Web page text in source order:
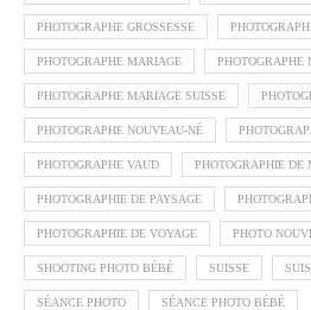
PHOTOGRAPHE GROSSESSE
PHOTOGRAPHE MARIAGE PHOTOGRAPHE
PHOTOGRAPHE MARIAGE SUISSE
PHOTOGRAPHE NOUVEAU-NÉ
PHOTOGRAPHE VAUD PHOTOGRAPHIE DE
PHOTOGRAPHIE DE PAYSAGE
PHOTOGRAPHIE DE VOYAGE PHOTO
SHOOTING PHOTO BÉBÉ SUISSE
SÉANCE PHOTO SÉANCE PHOTO BÉBÉ